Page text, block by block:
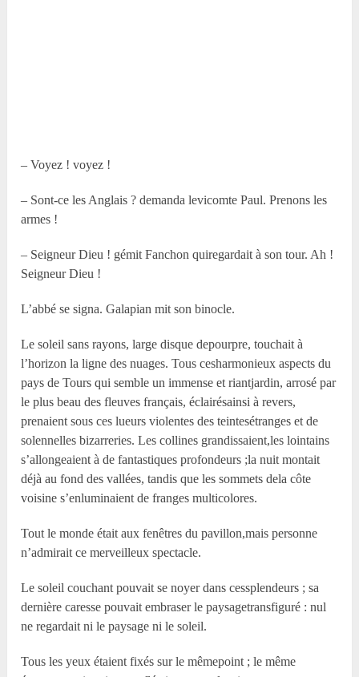
– Voyez ! voyez !
– Sont-ce les Anglais ? demanda levicomte Paul. Prenons les
armes !
– Seigneur Dieu ! gémit Fanchon quiregardait à son tour. Ah !
Seigneur Dieu !
L’abbé se signa. Galapian mit son binocle.
Le soleil sans rayons, large disque depourpre, touchait à
l’horizon la ligne des nuages. Tous cesharmonieux aspects du
pays de Tours qui semble un immense et riantjardin, arrosé par
le plus beau des fleuves français, éclairésainsi à revers,
prenaient sous ces lueurs violentes des teintesétranges et de
solennelles bizarreries. Les collines grandissaient,les lointains
s’allongeaient à de fantastiques profondeurs ;la nuit montait
déjà au fond des vallées, tandis que les sommets dela côte
voisine s’enluminaient de franges multicolores.
Tout le monde était aux fenêtres du pavillon,mais personne
n’admirait ce merveilleux spectacle.
Le soleil couchant pouvait se noyer dans cessplendeurs ; sa
dernière caresse pouvait embraser le paysagetransfiguré : nul
ne regardait ni le paysage ni le soleil.
Tous les yeux étaient fixés sur le mêmepoint ; le même